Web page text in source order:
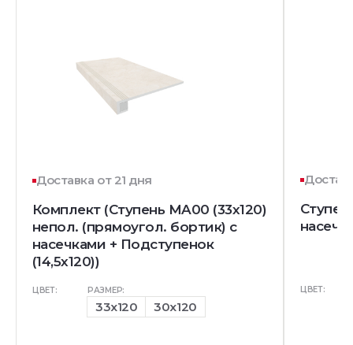
Доставка от 21 дня
Комплект (Ступень MA00 (33x120)
непол. (прямоугол. бортик) с
насечками + Подступенок
(14,5x120))
ЦВЕТ: РАЗМЕР:
33x120 30x120
ЦВЕТ: